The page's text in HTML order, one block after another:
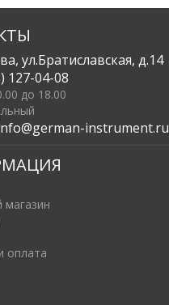
ул.Братиславская, д.14
127-04-08
до 18.00
instrument.ru
магазин
оплата